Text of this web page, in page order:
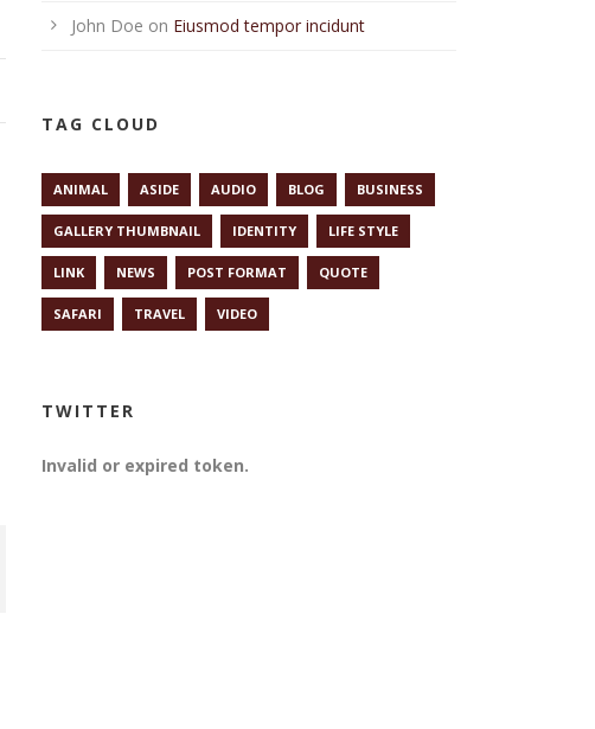
John Doe on Eiusmod tempor incidunt
TAG CLOUD
ANIMAL ASIDE AUDIO BLOG BUSINESS
GALLERY THUMBNAIL IDENTITY LIFE STYLE
LINK NEWS POST FORMAT QUOTE
SAFARI TRAVEL VIDEO
TWITTER
Invalid or expired token.